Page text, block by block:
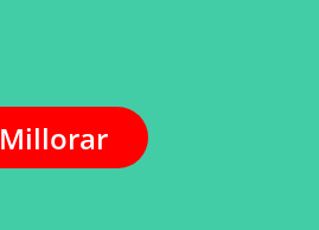
Millorar